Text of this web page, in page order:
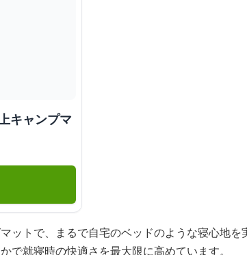
キャンプマ
ットで、まるで自宅のベッドのような寝心地を
で就寝時の快適さを最大限に高めています。